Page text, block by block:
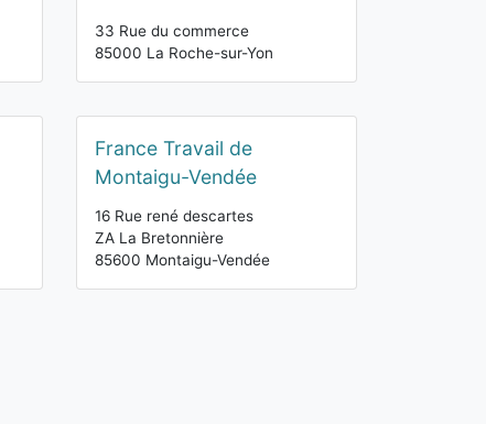
33 Rue du commerce
85000 La Roche-sur-Yon
France Travail de
Montaigu-Vendée
16 Rue rené descartes
ZA La Bretonnière
85600 Montaigu-Vendée